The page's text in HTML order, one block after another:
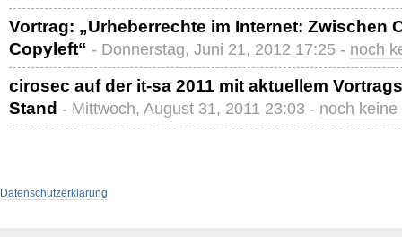
Vortrag: „Urheberrechte im Internet: Zwischen
Copyleft“ - Donnerstag, Juni 21, 2012 17:25 - noch
cirosec auf der it-sa 2011 mit aktuellem
Stand - Mittwoch, August 31, 2011 23:03 - noch
Datenschutzerklärung